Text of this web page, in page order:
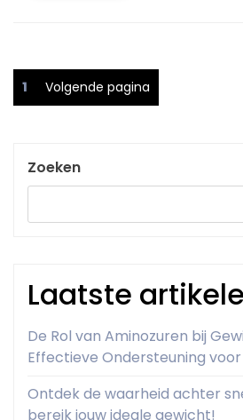
Berichtnavigatie
Pagina
1 Volgende pagina
Zoeken
Laatste
De Rol van Aminozuren bij
Effectieve Ondersteuning
Ontdek de waarheid achter
bereik jouw ideale gewicht!